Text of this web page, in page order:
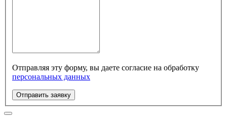
Отправляя эту форму, вы даете согласие на обработку
персональных данных
Отправить заявку